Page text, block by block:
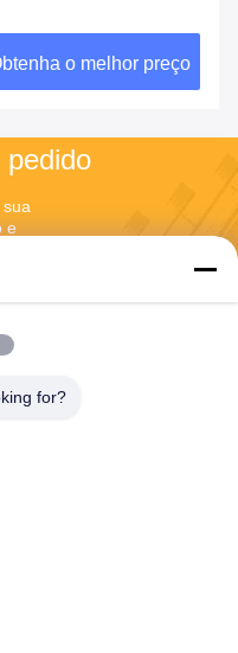
Filmes
o melhor preço
pedido
sua
e
for?